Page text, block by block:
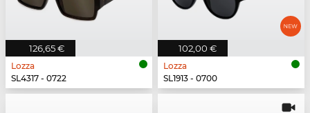
126,65 €
Lozza
SL4317 - 0722
102,00 €
Lozza
SL1913 - 0700